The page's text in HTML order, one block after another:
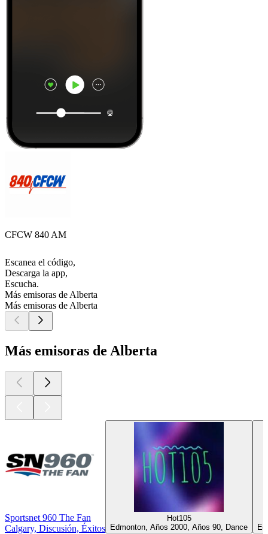
CFCW 840 AM
Escanea el código,
Descarga la app,
Escucha.
Más emisoras de Alberta
Más emisoras de Alberta
Más emisoras de Alberta
Sportsnet 960 The Fan
Calgary, Discusión, Éxitos
Hot105
Edmonton, Años 2000, Años 90, Dance